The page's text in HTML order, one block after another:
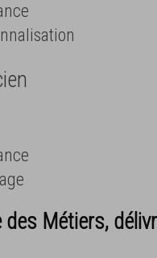
des Métiers,